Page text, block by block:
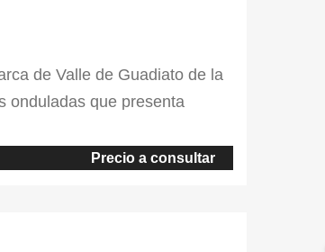
de Valle de Guadiato de la
onduladas que presenta
y jaguarzo en la parte de
Precio a consultar